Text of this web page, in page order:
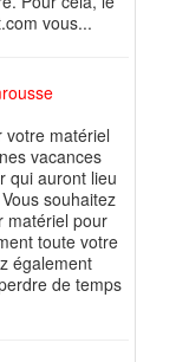
vous...
votre matériel
vacances
qui auront lieu
souhaitez
matériel pour
toute votre
également
de temps